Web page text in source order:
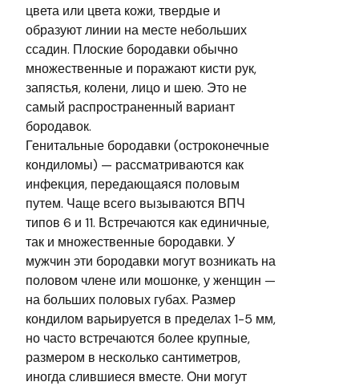
цвета или цвета кожи, твердые и
образуют линии на месте небольших
ссадин. Плоские бородавки обычно
множественные и поражают кисти рук,
запястья, колени, лицо и шею. Это не
самый распространенный вариант
бородавок.
Генитальные бородавки (остроконечные
кондиломы) — рассматриваются как
инфекция, передающаяся половым
путем. Чаще всего вызываются ВПЧ
типов 6 и 11. Встречаются как единичные,
так и множественные бородавки. У
мужчин эти бородавки могут возникать на
половом члене или мошонке, у женщин —
на больших половых губах. Размер
кондилом варьируется в пределах 1-5 мм,
но часто встречаются более крупные,
размером в несколько сантиметров,
иногда слившиеся вместе. Они могут